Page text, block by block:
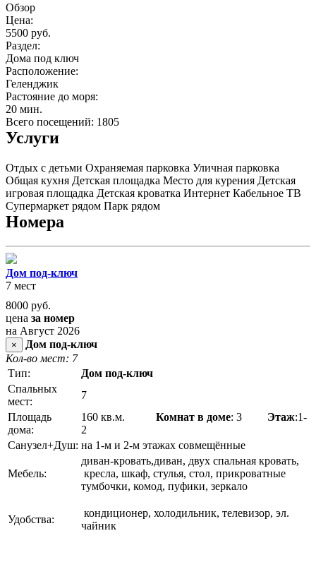
Обзор
Цена:
5500 руб.
Раздел:
Дома под ключ
Расположение:
Геленджик
Растояние до моря:
20 мин.
Всего посещений: 1805
Услуги
Отдых с детьми Охраняемая парковка Уличная парковка
Общая кухня Детская площадка Место для курения Детская
игровая площадка Детская кроватка Интернет Кабельное ТВ
Супермаркет рядом Парк рядом
Номера
Дом под-ключ
7 мест
8000 руб.
цена за номер
на Август 2026
×
Дом под-ключ
Кол-во мест: 7
Тип:
Дом под-ключ
Спальных
мест:
7
Площадь
дома:
160 кв.м. Комнат в доме: 3 Этаж:1-
2
Санузел+Душ: на 1-м и 2-м этажах совмещённые
Мебель:
диван-кровать,диван, двух спальная кровать,
кресла, шкаф, стулья, стол, прикроватные
тумбочки, комод, пуфики, зеркало
Удобства:
кондиционер, холодильник, телевизор, эл.
чайник